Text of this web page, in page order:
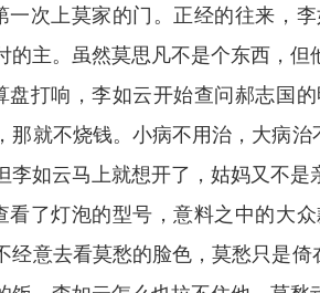
一次上莫家的门。正经的往来，
的主。虽然莫思凡不是个东西，
盘打响，李如云开始查问郝志国
那就不烧钱。小病不用治，大病
李如云马上就想开了，姑妈又不是
看了灯泡的型号，意料之中的大
经意去看莫愁的脸色，莫愁只是